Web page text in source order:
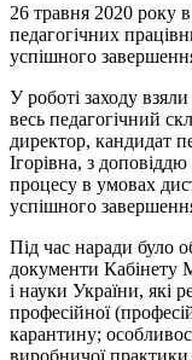
26 травня 2020 року
педагогічних
успішного
У роботі заходу взяли
весь педагогічний
директор, кандидат
Ігорівна, з доповіддю
процесу в умовах
успішного
Під час наради було
документи Кабінету
і науки України, які
професійної
карантину;
виробничої